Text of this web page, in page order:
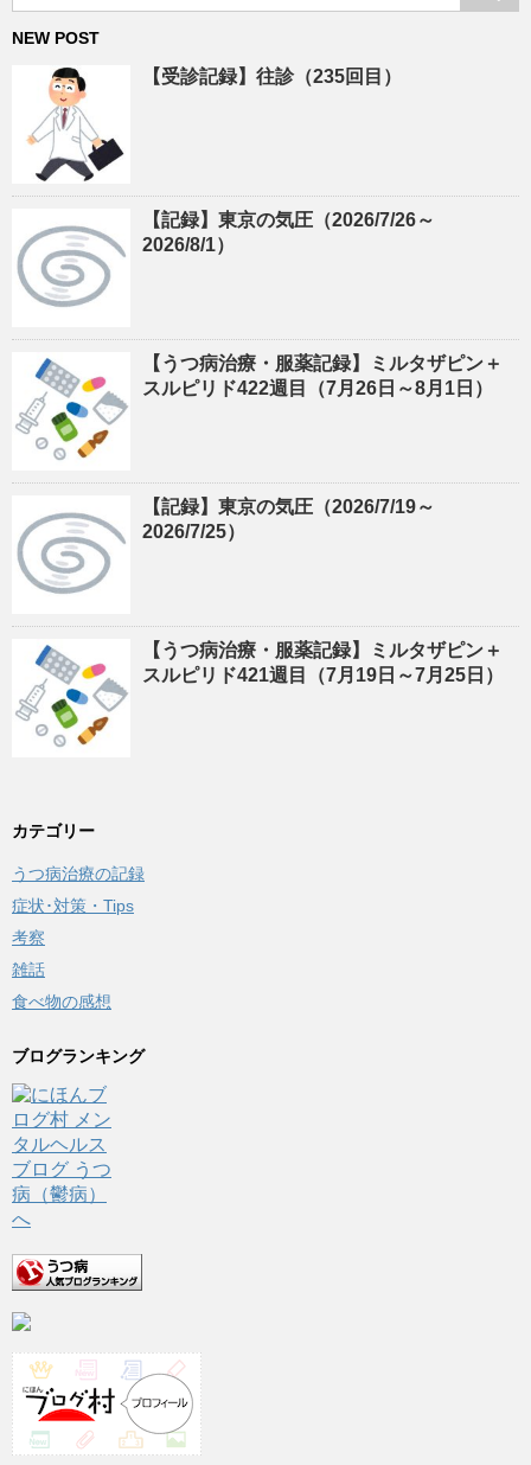
NEW POST
【受診記録】往診（235回目）
【記録】東京の気圧（2026/7/26～
2026/8/1）
【うつ病治療・服薬記録】ミルタザピン＋
スルピリド422週目（7月26日～8月1日）
【記録】東京の気圧（2026/7/19～
2026/7/25）
【うつ病治療・服薬記録】ミルタザピン＋
スルピリド421週目（7月19日～7月25日）
カテゴリー
うつ病治療の記録
症状･対策・Tips
考察
雑話
食べ物の感想
ブログランキング